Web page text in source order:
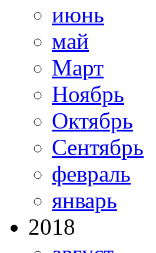
июнь
май
Март
Ноябрь
Октябрь
Сентябрь
февраль
январь
2018